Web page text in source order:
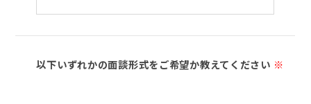
以下いずれかの面談形式をご希望か教えてください ※